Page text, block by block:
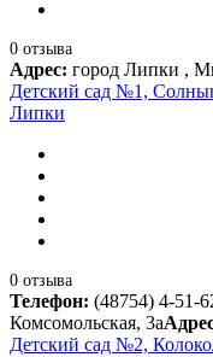
0 отзыва
Адрес: город Липки ,
Детский сад №1,
Липки
0 отзыва
Телефон: (48754) 4-51-
Комсомольская, 3а
Детский сад №2,